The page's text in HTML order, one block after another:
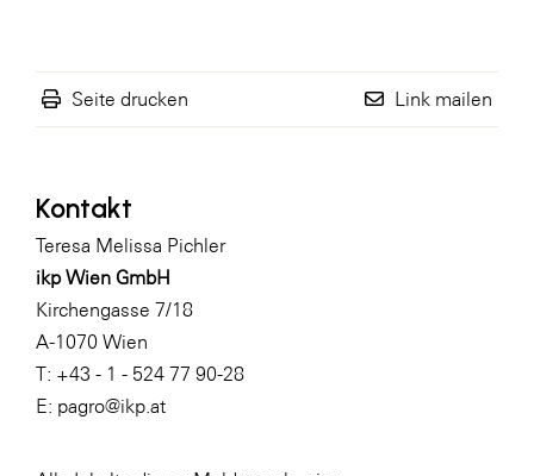
Seite drucken Link mailen
Kontakt
Teresa Melissa Pichler
ikp Wien GmbH
Kirchengasse 7/18
A-1070 Wien
T: +43 - 1 - 524 77 90-28
E: pagro@ikp.at